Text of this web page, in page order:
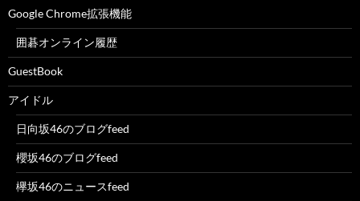
Google Chrome拡張機能
囲碁オンライン履歴
GuestBook
アイドル
日向坂46のブログfeed
櫻坂46のブログfeed
欅坂46のニュースfeed